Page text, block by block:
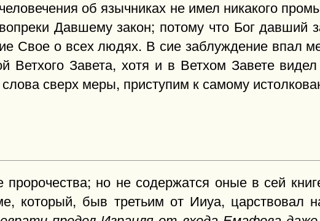
об язычниках не имел никакого
Давшему закон; потому что Бог давший
Свое о всех людях. В сие заблуждение впал
Ветхого Завета, хотя и в Ветхом Завете
сверх меры, приступим к самому
но не содержатся оные в сей
который, быв третьим от Ииуа, царствовал